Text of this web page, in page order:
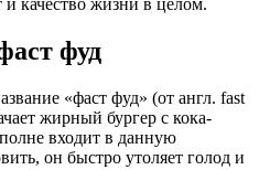
фуд
«фаст фуд» (от англ. fast
жирный бургер с кока-
входит в данную
он быстро утоляет голод и